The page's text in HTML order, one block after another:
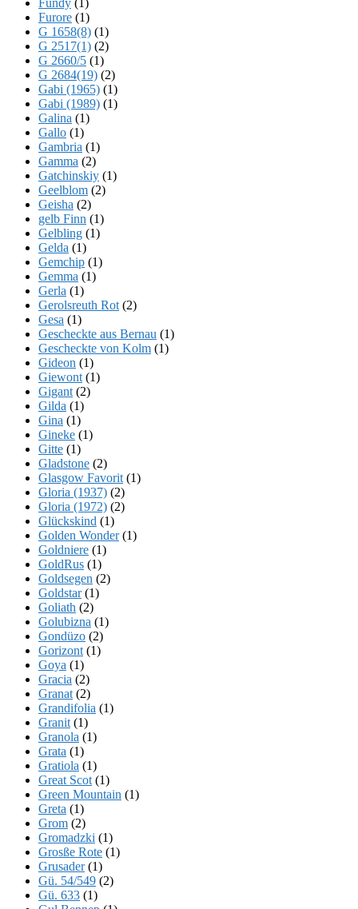
Furore (1)
G 1658(8) (1)
G 2517(1) (2)
G 2660/5 (1)
G 2684(19) (2)
Gabi (1965) (1)
Gabi (1989) (1)
Galina (1)
Gallo (1)
Gambria (1)
Gamma (2)
Gatchinskiy (1)
Geelblom (2)
Geisha (2)
gelb Finn (1)
Gelbling (1)
Gelda (1)
Gemchip (1)
Gemma (1)
Gerla (1)
Gerolsreuth Rot (2)
Gesa (1)
Gescheckte aus Bernau (1)
Gescheckte von Kolm (1)
Gideon (1)
Giewont (1)
Gigant (2)
Gilda (1)
Gina (1)
Gineke (1)
Gitte (1)
Gladstone (2)
Glasgow Favorit (1)
Gloria (1937) (2)
Gloria (1972) (2)
Glückskind (1)
Golden Wonder(1)
Goldniere (1)
GoldRus (1)
Goldsegen (2)
Goldstar(1)
Goliath (2)
Golubizna (1)
Gondüzo (2)
Gorizont (1)
Goya (1)
Gracia (2)
Granat (2)
Grandifolia (1)
Granit (1)
Granola (1)
Grata (1)
Gratiola (1)
Great Scot (1)
Green Mountain (1)
Greta (1)
Grom (2)
Gromadzki (1)
Grosße Rote (1)
Grusader(1)
Gü. 54/549 (2)
Gü. 633 (1)